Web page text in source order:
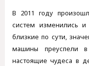
В 2011 году
систем изменились
близкие по сути,
машины преуспели
настоящие чудеса в